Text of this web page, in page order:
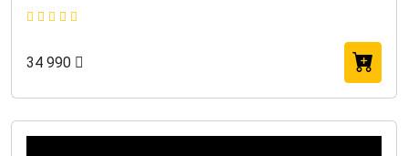
34 990